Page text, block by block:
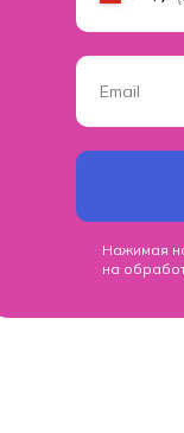
Нажимая
на